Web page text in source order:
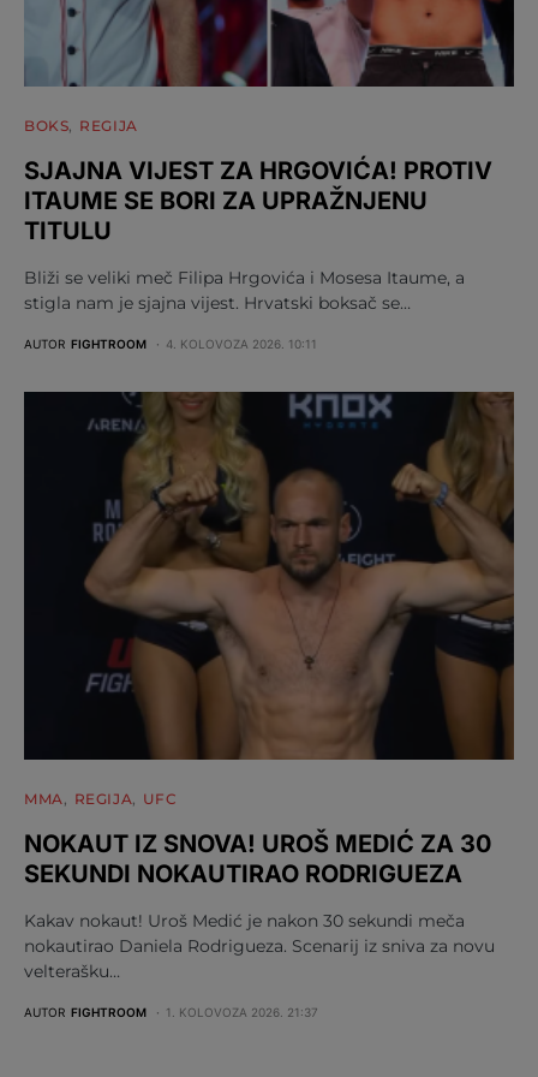
BOKS REGIJA
SJAJNA VIJEST ZA HRGOVIĆA! PROTIV
ITAUME SE BORI ZA UPRAŽNJENU
TITULU
Bliži se veliki meč Filipa Hrgovića i Mosesa Itaume, a
stigla nam je sjajna vijest. Hrvatski boksač se…
AUTOR FIGHTROOM 4. KOLOVOZA 2026. 10:11
MMA REGIJA UFC
NOKAUT IZ SNOVA! UROŠ MEDIĆ ZA 30
SEKUNDI NOKAUTIRAO RODRIGUEZA
Kakav nokaut! Uroš Medić je nakon 30 sekundi meča
nokautirao Daniela Rodrigueza. Scenarij iz sniva za novu
velterašku…
AUTOR FIGHTROOM 1. KOLOVOZA 2026. 21:37